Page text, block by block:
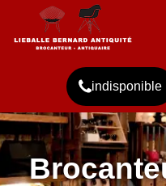
indisponible